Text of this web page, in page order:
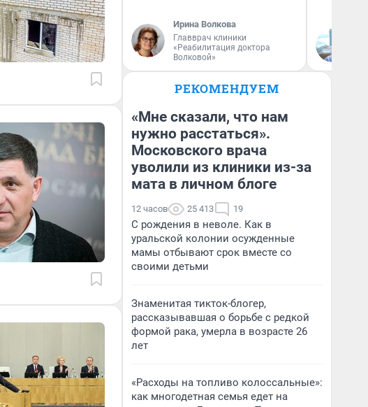
Ирина Волкова
Главврач клиники
«Реабилитация доктора
Волковой»
РЕКОМЕНДУЕМ
«Мне сказали, что нам
нужно расстаться».
Московского врача
уволили из клиники из-за
мата в личном блоге
12 часов 25 413 19
С рождения в неволе. Как в
уральской колонии осужденные
мамы отбывают срок вместе со
своими детьми
Знаменитая тикток-блогер,
рассказывавшая о борьбе с редкой
формой рака, умерла в возрасте 26
лет
«Расходы на топливо колоссальные»:
как многодетная семья едет на